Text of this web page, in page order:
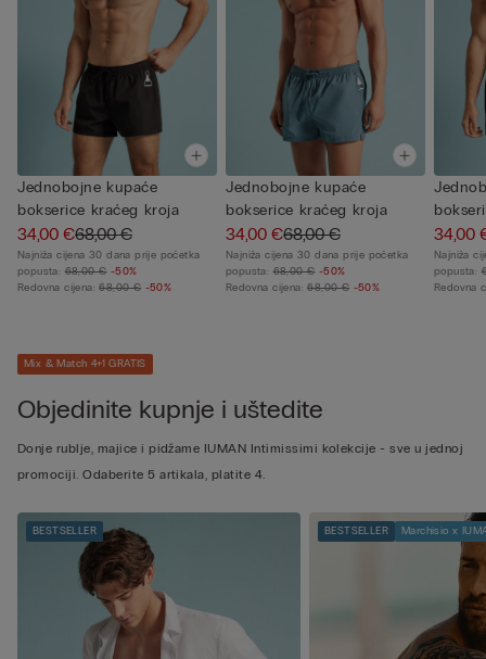
Jednobojne kupaće
bokserice kraćeg kroja
34,00 €68,00 €
Najniža cijena 30 dana prije početka
popusta:68,00 € -50%
Redovna cijena:68,00 € -50%
Jednobojne kupaće
bokserice kraćeg kroja
34,00 €68,00 €
Najniža cijena 30 dana prije početka
popusta:68,00 € -50%
Redovna cijena:68,00 € -50%
34,00
Najniža
popusta:
Redovna
Mix & Match 4+1 GRATIS
Objedinite kupnje i uštedite
Donje rublje, majice i pidžame IUMAN Intimissimi kolekcije - sve u jednoj
promociji. Odaberite 5 artikala, platite 4.
BESTSELLER BESTSELLER Marchisio x